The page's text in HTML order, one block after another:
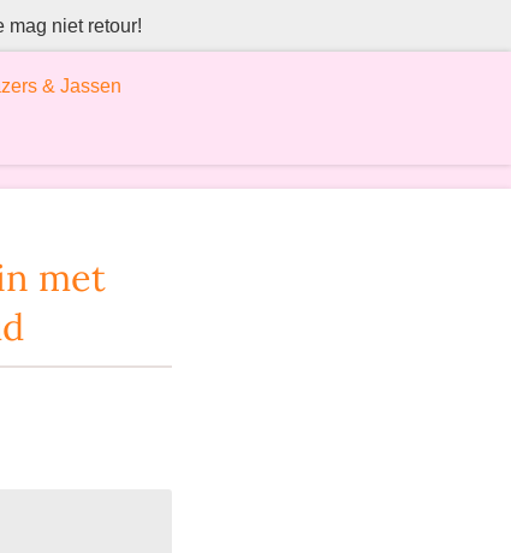
mag niet retour!
& Jassen
met